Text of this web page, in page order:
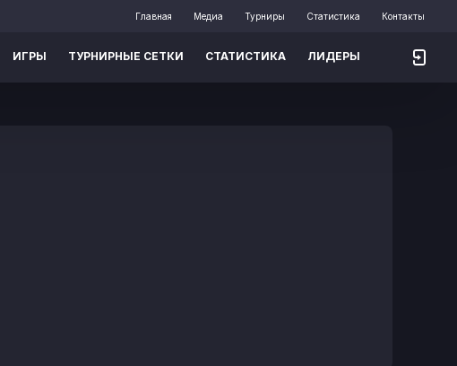
Главная Медиа Турниры Статистика Контакты
ИГРЫ ТУРНИРНЫЕ СЕТКИ СТАТИСТИКА ЛИДЕРЫ